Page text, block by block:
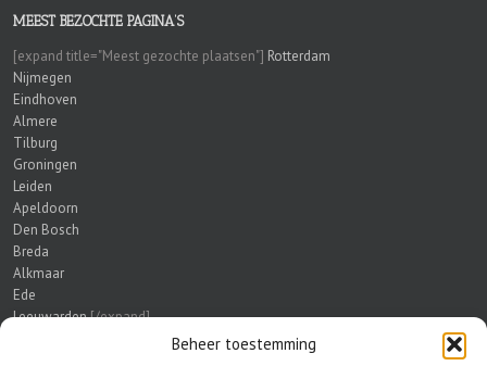
Beheer toestemming
MEEST BEZOCHTE PAGINA’S
[expand title="Meest gezochte plaatsen"] Rotterdam
Nijmegen
Eindhoven
Almere
Tilburg
Groningen
Leiden
Apeldoorn
Den Bosch
Breda
Alkmaar
Ede
Leeuwarden[/expand]